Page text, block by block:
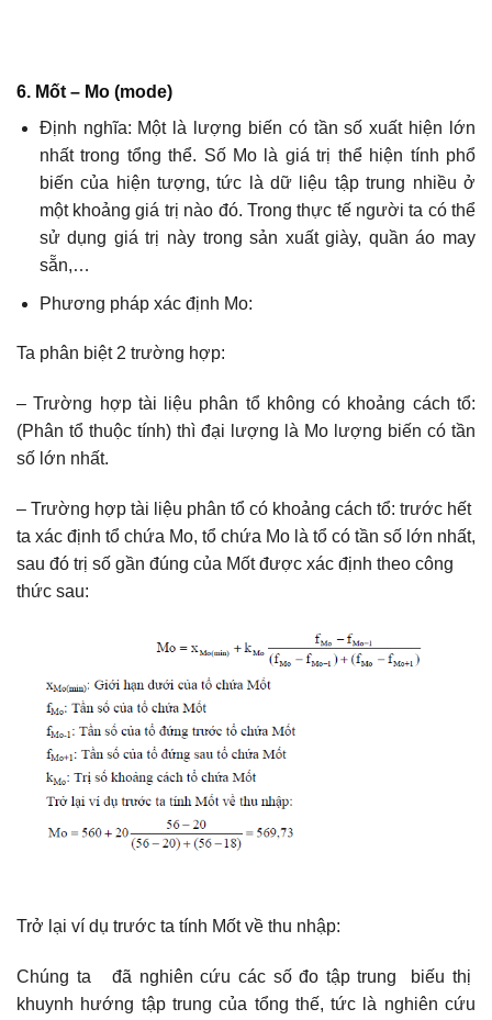
6. Mốt – Mo (mode)
Định nghĩa: Một là lượng biến có tần số xuất hiện lớn
nhất trong tổng thể. Số Mo là giá trị thể hiện tính phổ
biến của hiện tượng, tức là dữ liệu tập trung nhiều ở
một khoảng giá trị nào đó. Trong thực tế người ta có thể
sử dụng giá trị này trong sản xuất giày, quần áo may
sẵn,…
Phương pháp xác định Mo:
Ta phân biệt 2 trường hợp:
– Trường hợp tài liệu phân tổ không có khoảng cách tổ:
(Phân tổ thuộc tính) thì đại lượng là Mo lượng biến có tần
số lớn nhất.
– Trường hợp tài liệu phân tổ có khoảng cách tổ: trước hết
ta xác định tổ chứa Mo, tổ chứa Mo là tổ có tần số lớn nhất,
sau đó trị số gần đúng của Mốt được xác định theo công
thức sau:
Trở lại ví dụ trước ta tính Mốt về thu nhập:
Chúng ta đã nghiên cứu các số đo tập trung biếu thị
khuynh hướng tập trung của tổng thế, tức là nghiên cứu